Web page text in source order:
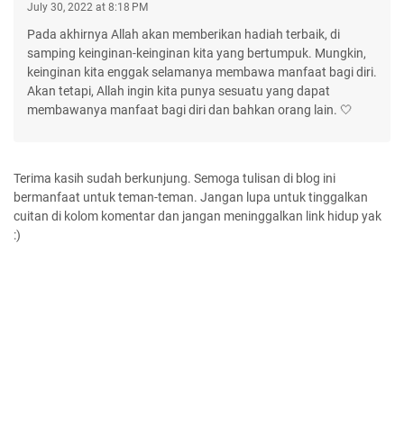
July 30, 2022 at 8:18 PM
Pada akhirnya Allah akan memberikan hadiah terbaik, di
samping keinginan-keinginan kita yang bertumpuk. Mungkin,
keinginan kita enggak selamanya membawa manfaat bagi diri.
Akan tetapi, Allah ingin kita punya sesuatu yang dapat
membawanya manfaat bagi diri dan bahkan orang lain. 🤍
Terima kasih sudah berkunjung. Semoga tulisan di blog ini
bermanfaat untuk teman-teman. Jangan lupa untuk tinggalkan
cuitan di kolom komentar dan jangan meninggalkan link hidup yak
:)